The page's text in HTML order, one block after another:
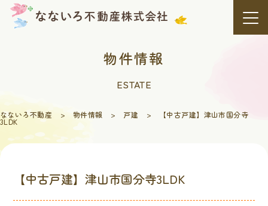
Skip
content
物件情報
ESTATE
なないろ不動産 > 物件情報 > 戸建 > 【中古戸建】津山市国分寺
3LDK
【中古戸建】津山市国分寺3LDK